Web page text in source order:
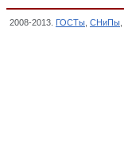
2008-2013. ГОСТы СНиПы